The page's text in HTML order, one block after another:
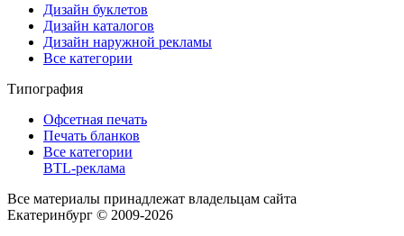
Дизайн буклетов
Дизайн каталогов
Дизайн наружной рекламы
Все категории
Типография
Офсетная печать
Печать бланков
Все категории
BTL-реклама
Все материалы принадлежат владельцам сайта
Екатеринбург © 2009-2026